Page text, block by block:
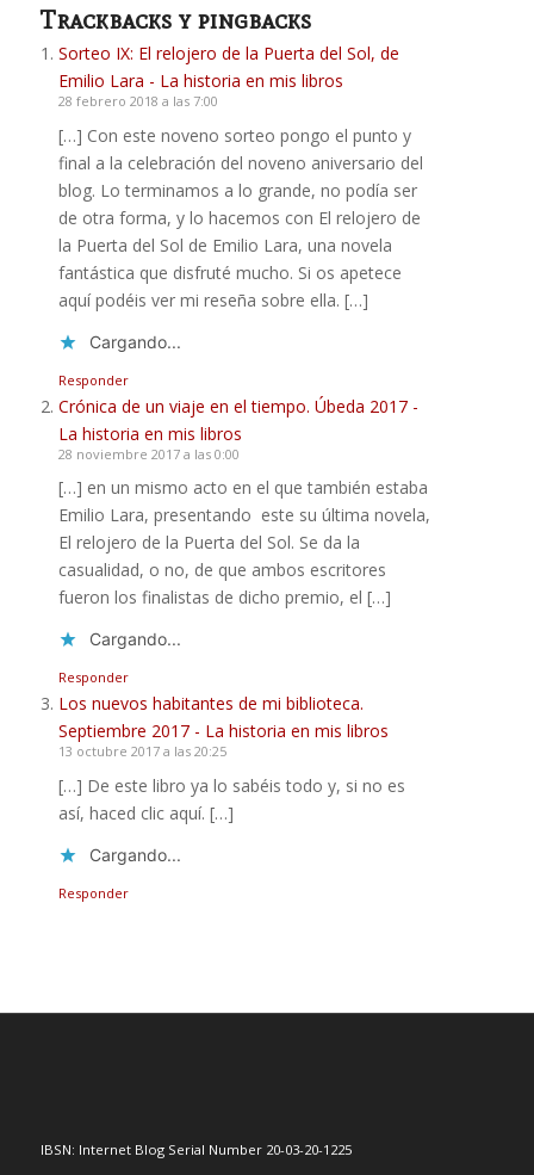
Trackbacks y pingbacks
Sorteo IX: El relojero de la Puerta del Sol, de
Emilio Lara - La historia en mis libros
28 febrero 2018 a las 7:00
[…] Con este noveno sorteo pongo el punto y
final a la celebración del noveno aniversario del
blog. Lo terminamos a lo grande, no podía ser
de otra forma, y lo hacemos con El relojero de
la Puerta del Sol de Emilio Lara, una novela
fantástica que disfruté mucho. Si os apetece
aquí podéis ver mi reseña sobre ella. […]
Cargando...
Responder
Crónica de un viaje en el tiempo. Úbeda 2017 -
La historia en mis libros
28 noviembre 2017 a las 0:00
[…] en un mismo acto en el que también estaba
Emilio Lara, presentando este su última novela,
El relojero de la Puerta del Sol. Se da la
casualidad, o no, de que ambos escritores
fueron los finalistas de dicho premio, el […]
Cargando...
Responder
Los nuevos habitantes de mi biblioteca.
Septiembre 2017 - La historia en mis libros
13 octubre 2017 a las 20:25
[…] De este libro ya lo sabéis todo y, si no es
así, haced clic aquí. […]
Cargando...
Responder
IBSN: Internet Blog Serial Number 20-03-20-1225